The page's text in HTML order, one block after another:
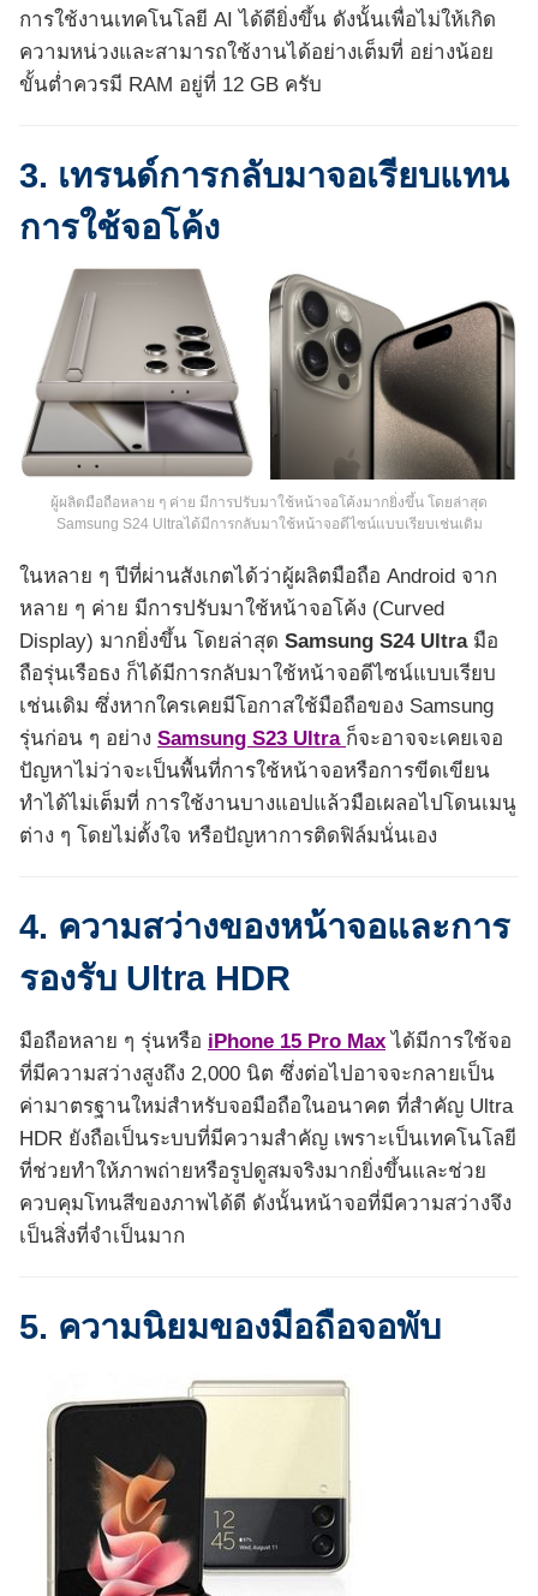
การใช้งานเทคโนโลยี AI ได้ดียิ่งขึ้น ดังนั้นเพื่อไม่ให้เกิด
ความหน่วงและสามารถใช้งานได้อย่างเต็มที่ อย่างน้อย
ขั้นต่ำควรมี RAM อยู่ที่ 12 GB ครับ
3. เทรนด์การกลับมาจอเรียบแทน
การใช้จอโค้ง
ผู้ผลิตมือถือหลาย ๆ ค่าย มีการปรับมาใช้หน้าจอโค้งมากยิ่งขึ้น โดยล่าสุด
Samsung S24 Ultraได้มีการกลับมาใช้หน้าจอดีไซน์แบบเรียบเช่นเดิม
ในหลาย ๆ ปีที่ผ่านสังเกตได้ว่าผู้ผลิตมือถือ Android จาก
หลาย ๆ ค่าย มีการปรับมาใช้หน้าจอโค้ง (Curved
Display) มากยิ่งขึ้น โดยล่าสุด Samsung S24 Ultra มือ
ถือรุ่นเรือธง ก็ได้มีการกลับมาใช้หน้าจอดีไซน์แบบเรียบ
เช่นเดิม ซึ่งหากใครเคยมีโอกาสใช้มือถือของ Samsung
รุ่นก่อน ๆ อย่าง Samsung S23 Ultra ก็จะอาจจะเคยเจอ
ปัญหาไม่ว่าจะเป็นพื้นที่การใช้หน้าจอหรือการขีดเขียน
ทำได้ไม่เต็มที่ การใช้งานบางแอปแล้วมือเผลอไปโดนเมนู
ต่าง ๆ โดยไม่ตั้งใจ หรือปัญหาการติดฟิล์มนั่นเอง
4. ความสว่างของหน้าจอและการ
รองรับ Ultra HDR
มือถือหลาย ๆ รุ่นหรือ iPhone 15 Pro Max ได้มีการใช้จอ
ที่มีความสว่างสูงถึง 2,000 นิต ซึ่งต่อไปอาจจะกลายเป็น
ค่ามาตรฐานใหม่สำหรับจอมือถือในอนาคต ที่สำคัญ Ultra
HDR ยังถือเป็นระบบที่มีความสำคัญ เพราะเป็นเทคโนโลยี
ที่ช่วยทำให้ภาพถ่ายหรือรูปดูสมจริงมากยิ่งขึ้นและช่วย
ควบคุมโทนสีของภาพได้ดี ดังนั้นหน้าจอที่มีความสว่างจึง
เป็นสิ่งที่จำเป็นมาก
5. ความนิยมของมือถือจอพับ